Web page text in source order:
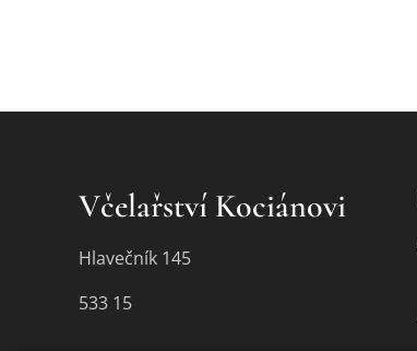
Včelařství Kociánovi
Hlavečník 145
533 15